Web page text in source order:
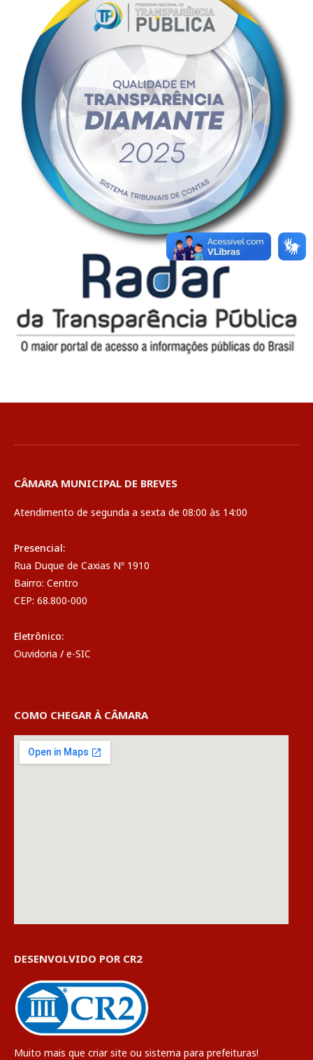
CÂMARA MUNICIPAL DE BREVES
Atendimento de segunda a sexta de 08:00 às 14:00
Presencial:
Rua Duque de Caxias Nº 1910
Bairro: Centro
CEP: 68.800-000
Eletrônico:
Ouvidoria / e-SIC
COMO CHEGAR À CÂMARA
DESENVOLVIDO POR CR2
Muito mais que criar site ou sistema para prefeituras!